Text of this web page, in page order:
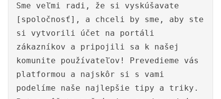
Sme veľmi radi, že si vyskúšavate
[spoločnosť], a chceli by sme, aby ste
si vytvorili účet na portáli
zákazníkov a pripojili sa k našej
komunite používateľov! Prevedieme vás
platformou a najskôr si s vami
podelíme naše najlepšie tipy a triky.